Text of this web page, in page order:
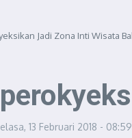
Jadi Zona Inti Wisata
13 Februari 2018 - 08:59